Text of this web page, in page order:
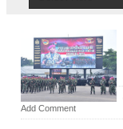
Add Comment